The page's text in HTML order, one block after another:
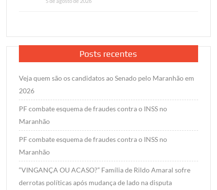
Posts recentes
Veja quem são os candidatos ao Senado pelo Maranhão em
2026
PF combate esquema de fraudes contra o INSS no
Maranhão
PF combate esquema de fraudes contra o INSS no
Maranhão
“VINGANÇA OU ACASO?” Família de Rildo Amaral sofre
derrotas políticas após mudança de lado na disputa